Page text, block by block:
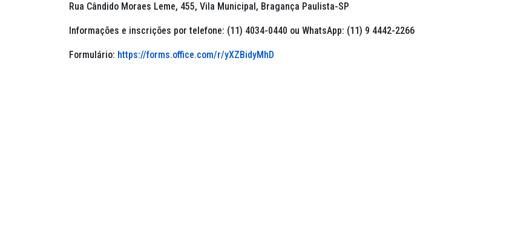
Rua Cândido Moraes Leme, 455, Vila Municipal, Bragança Paulista-SP
Informações e inscrições por telefone: (11) 4034-0440 ou WhatsApp: (11) 9 4442-2266
Formulário: https://forms.office.com/r/yXZBidyMhD